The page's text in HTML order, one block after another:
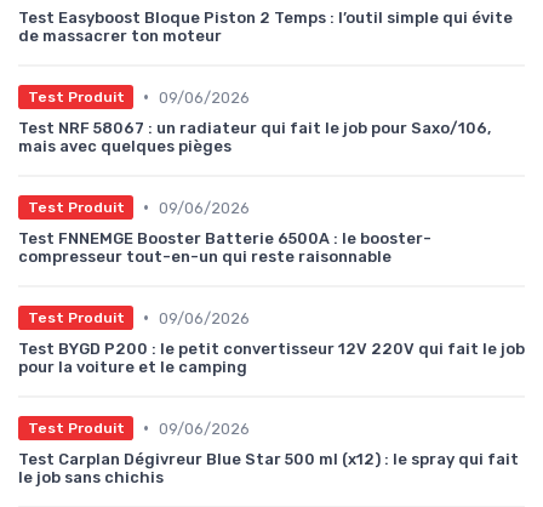
Test Easyboost Bloque Piston 2 Temps : l’outil simple qui évite
de massacrer ton moteur
Test Produit • 09/06/2026
Test NRF 58067 : un radiateur qui fait le job pour Saxo/106,
mais avec quelques pièges
Test Produit • 09/06/2026
Test FNNEMGE Booster Batterie 6500A : le booster-
compresseur tout-en-un qui reste raisonnable
Test Produit • 09/06/2026
Test BYGD P200 : le petit convertisseur 12V 220V qui fait le job
pour la voiture et le camping
Test Produit • 09/06/2026
Test Carplan Dégivreur Blue Star 500 ml (x12) : le spray qui fait
le job sans chichis